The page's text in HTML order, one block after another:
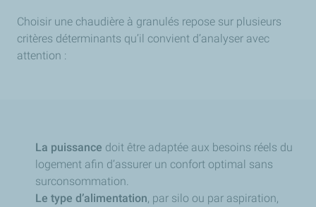
Choisir une chaudière à granulés repose sur plusieurs
critères déterminants qu’il convient d’analyser avec
attention :
La puissance doit être adaptée aux besoins réels du
logement afin d’assurer un confort optimal sans
surconsommation.
Le type d’alimentation, par silo ou par aspiration,